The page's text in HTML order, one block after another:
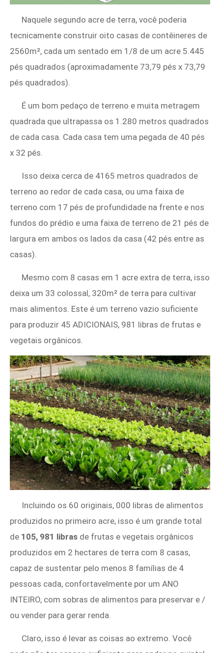
Naquele segundo acre de terra, você poderia
tecnicamente construir oito casas de contêineres de
2560m², cada um sentado em 1/8 de um acre 5.445
pés quadrados (aproximadamente 73,79 pés x 73,79
pés quadrados).
É um bom pedaço de terreno e muita metragem
quadrada que ultrapassa os 1.280 metros quadrados
de cada casa. Cada casa tem uma pegada de 40 pés
x 32 pés.
Isso deixa cerca de 4165 metros quadrados de
terreno ao redor de cada casa, ou uma faixa de
terreno com 17 pés de profundidade na frente e nos
fundos do prédio e uma faixa de terreno de 21 pés de
largura em ambos os lados da casa (42 pés entre as
casas).
Mesmo com 8 casas em 1 acre extra de terra, isso
deixa um 33 colossal, 320m² de terra para cultivar
mais alimentos. Este é um terreno vazio suficiente
para produzir 45 ADICIONAIS, 981 libras de frutas e
vegetais orgânicos.
Incluindo os 60 originais, 000 libras de alimentos
produzidos no primeiro acre, isso é um grande total
de 105, 981 libras de frutas e vegetais orgânicos
produzidos em 2 hectares de terra com 8 casas,
capaz de sustentar pelo menos 8 famílias de 4
pessoas cada, confortavelmente por um ANO
INTEIRO, com sobras de alimentos para preservar e /
ou vender para gerar renda.
Claro, isso é levar as coisas ao extremo. Você